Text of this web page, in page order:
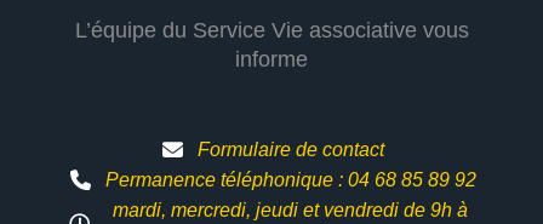
L’équipe du Service Vie associative vous
informe
Formulaire de contact
Permanence téléphonique : 04 68 85 89 92
mardi, mercredi, jeudi et vendredi de 9h à